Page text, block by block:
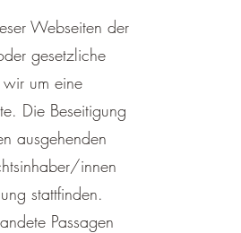
Webseiten der
gesetzliche
wir um eine
Die Beseitigung
ausgehenden
innen
stattfinden.
Passagen